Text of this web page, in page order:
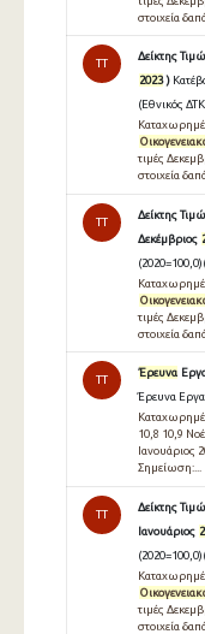
στοιχεία
TT
Δείκτης
2023)
(Εθνικός
τιμές
στοιχεία
TT
Δείκτης
Δεκέμβριος
τιμές
στοιχεία
TT
Έρευνα
Έρευνα
10,8 10,9
Ιανουάριος
Σημείωση:...
TT
Δείκτης
Ιανουάριος
τιμές
στοιχεία